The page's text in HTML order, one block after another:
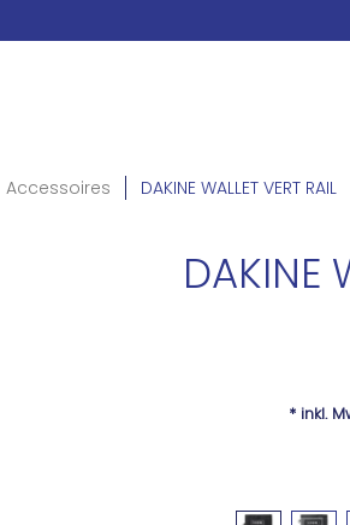
Accessoires DAKINE WALLET VERT RAIL
DAKINE
* inkl.